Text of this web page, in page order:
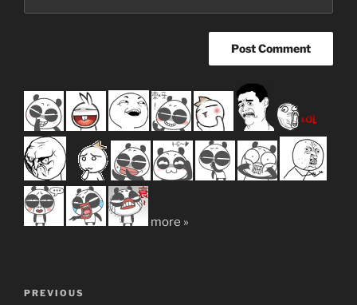
more »
Previous
PREVIOUS